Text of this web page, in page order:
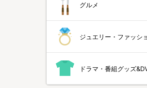
グルメ
ジュエリー・ファッシ
ドラマ・番組グッズ